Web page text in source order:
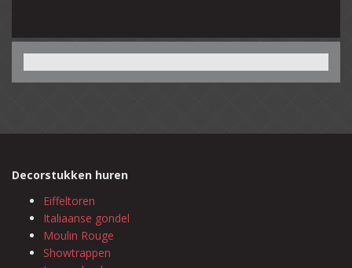
Decorstukken huren
Eiffeltoren
Italiaanse gondel
Moulin Rouge
Showtrappen